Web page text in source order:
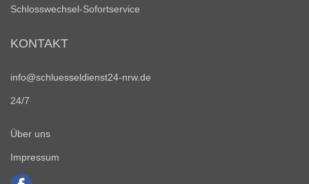
Schlosswechsel-Sofortservice
KONTAKT
info@schluesseldienst24-nrw.de
24/7
Über uns
Impressum